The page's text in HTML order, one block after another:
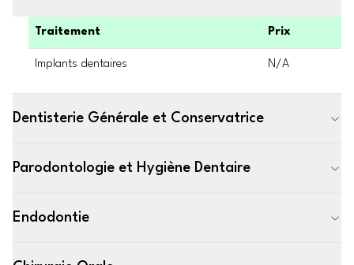
Traitement Prix
Implants dentaires N/A
Dentisterie Générale et Conservatrice
Parodontologie et Hygiène Dentaire
Endodontie